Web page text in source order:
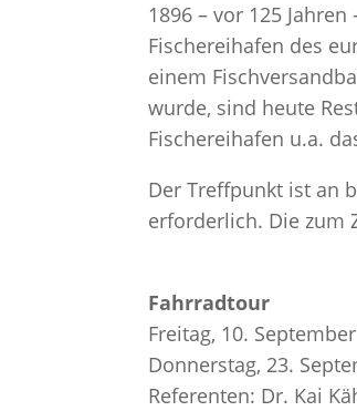
1896 – vor 125
Fischereihafen des
einem
wurde, sind heute
Fischereihafen u.a.
Der Treffpunkt ist an
erforderlich. Die zum
Fahrradtour
Freitag, 10.
Donnerstag, 23.
Referenten: Dr. Kai